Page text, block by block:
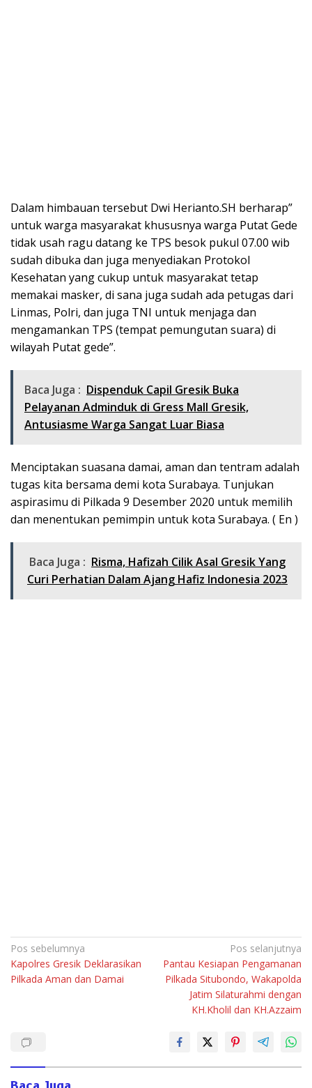
Dalam himbauan tersebut Dwi Herianto.SH berharap”
untuk warga masyarakat khususnya warga Putat Gede
tidak usah ragu datang ke TPS besok pukul 07.00 wib
sudah dibuka dan juga menyediakan Protokol
Kesehatan yang cukup untuk masyarakat tetap
memakai masker, di sana juga sudah ada petugas dari
Linmas, Polri, dan juga TNI untuk menjaga dan
mengamankan TPS (tempat pemungutan suara) di
wilayah Putat gede”.
Baca Juga : Dispenduk Capil Gresik Buka
Pelayanan Adminduk di Gress Mall Gresik,
Antusiasme Warga Sangat Luar Biasa
Menciptakan suasana damai, aman dan tentram adalah
tugas kita bersama demi kota Surabaya. Tunjukan
aspirasimu di Pilkada 9 Desember 2020 untuk memilih
dan menentukan pemimpin untuk kota Surabaya. ( En )
Baca Juga : Risma, Hafizah Cilik Asal Gresik Yang
Curi Perhatian Dalam Ajang Hafiz Indonesia 2023
Navigasi
pos
Pos sebelumnya
Kapolres Gresik Deklarasikan
Pilkada Aman dan Damai
Pos selanjutnya
Pantau Kesiapan Pengamanan
Pilkada Situbondo, Wakapolda
Jatim Silaturahmi dengan
KH.Kholil dan KH.Azzaim